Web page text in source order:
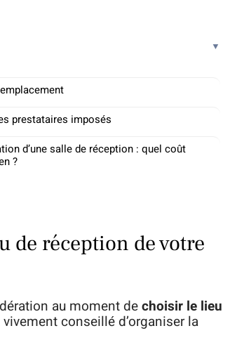
prestataires imposés
d’une salle de réception : quel coût
?
de réception de votre
au moment dechoisir le lieu
conseillé d’organiser la